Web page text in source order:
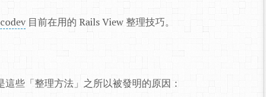
目前在用的 Rails View 整理技巧。
些「整理方法」之所以被發明的原因：